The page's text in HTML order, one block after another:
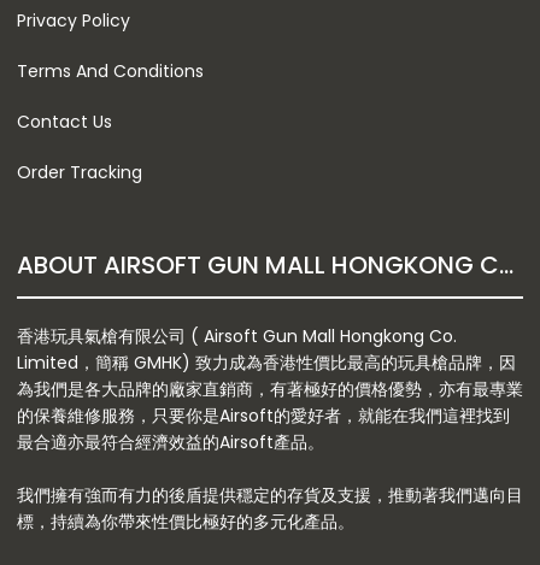
Privacy Policy
Terms And Conditions
Contact Us
Order Tracking
ABOUT AIRSOFT GUN MALL HONGKONG CO. LTD
香港玩具氣槍有限公司 ( Airsoft Gun Mall Hongkong Co.
Limited，簡稱 GMHK) 致力成為香港性價比最高的玩具槍品牌，因
為我們是各大品牌的廠家直銷商，有著極好的價格優勢，亦有最專業
的保養維修服務，只要你是Airsoft的愛好者，就能在我們這裡找到
最合適亦最符合經濟效益的Airsoft產品。
我們擁有強而有力的後盾提供穩定的存貨及支援，推動著我們邁向目
標，持續為你帶來性價比極好的多元化產品。